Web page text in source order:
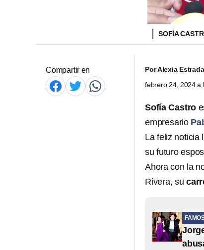
SOFÍA
Compartir en PorAlexia Estrada
febrero 24, 2024 a
Sofía Castro
empresario
La feliz noticia
su futuro
Ahora con la
Rivera, su